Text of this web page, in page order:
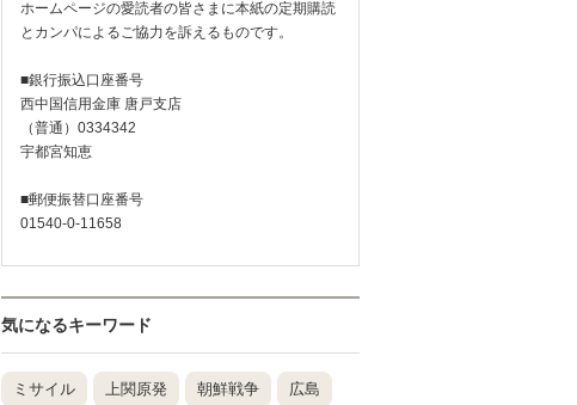
ホームページの愛読者の皆さまに本紙の定期購読
とカンパによるご協力を訴えるものです。
■銀行振込口座番号
西中国信用金庫 唐戸支店
（普通）0334342
宇都宮知恵
■郵便振替口座番号
01540-0-11658
気になるキーワード
ミサイル 上関原発 朝鮮戦争 広島